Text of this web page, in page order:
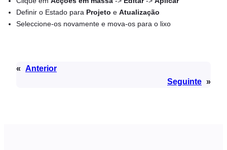
Definir o Estado para Projeto e Atualização
Seleccione-os novamente e mova-os para o lixo
« Anterior
Seguinte »